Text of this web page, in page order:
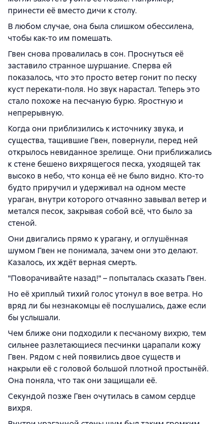
принести её вместо дичи к столу.
В любом случае, она была слишком обессилена,
чтобы как-то им помешать.
Гвен снова провалилась в сон. Проснуться её
заставило странное шуршание. Сперва ей
показалось, что это просто ветер гонит по песку
куст перекати-поля. Но звук нарастал. Теперь это
стало похоже на песчаную бурю. Яростную и
непрерывную.
Когда они приблизились к источнику звука, и
существа, тащившие Гвен, повернули, перед ней
открылось невиданное зрелище. Они приближались
к стене бешено вихрящегося песка, уходящей так
высоко в небо, что конца её не было видно. Кто-то
будто приручил и удерживал на одном месте
ураган, внутри которого отчаянно завывал ветер и
метался песок, закрывая собой всё, что было за
стеной.
Они двигались прямо к урагану, и оглушённая
шумом Гвен не понимала, зачем они это делают.
Казалось, их ждёт верная смерть.
"Поворачивайте назад!" – попыталась сказать Гвен.
Но её хриплый тихий голос утонул в вое ветра. Но
вряд ли бы незнакомцы её послушались, даже если
бы услышали.
Чем ближе они подходили к песчаному вихрю, тем
сильнее разлетающиеся песчинки царапали кожу
Гвен. Рядом с ней появились двое существ и
накрыли её с головой большой плотной простынёй.
Она поняла, что так они защищали её.
Секундой позже Гвен очутилась в самом сердце
вихря.